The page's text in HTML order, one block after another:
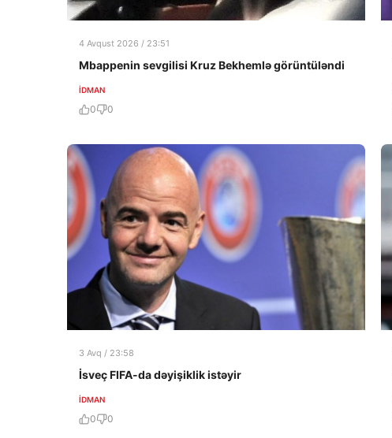
4 Avqust 2026 / 23:51
Mbappenin sevgilisi Kruz Bekhemlə görüntüləndi
İDMAN
0 0
3 Avq / 23:58
İsveç FIFA-da dəyişiklik istəyir
İDMAN
0 0